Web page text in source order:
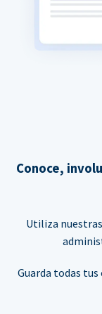
Conoce,
Utiliza
Guarda todas